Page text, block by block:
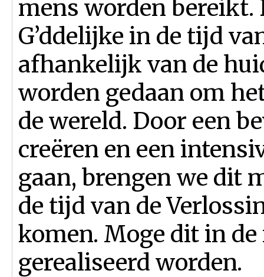
mens worden bereikt.
G’ddelijke in de tijd
afhankelijk van de
worden gedaan om
de wereld. Door een
creëren en een
gaan, brengen we dit
de tijd van de
komen. Moge dit in
gerealiseerd worden.